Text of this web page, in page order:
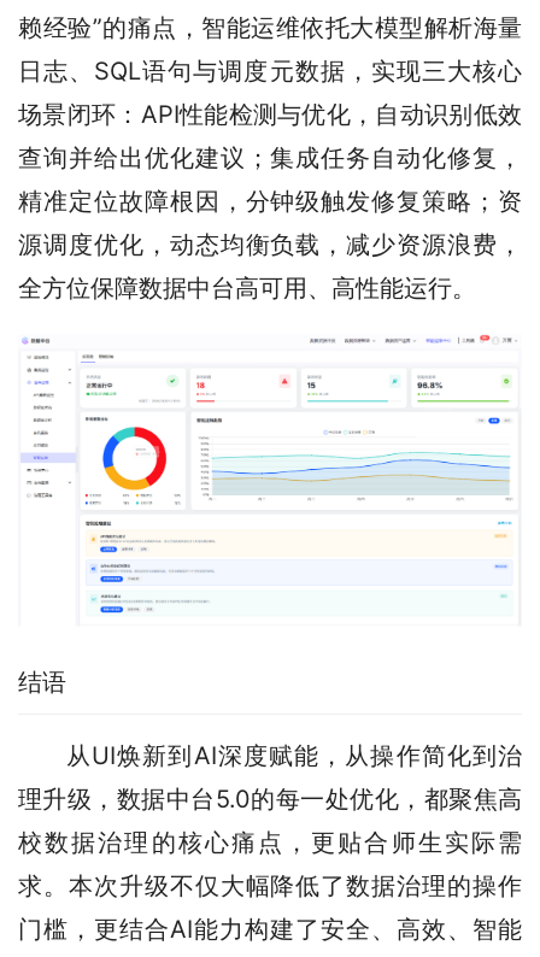
赖经验”的痛点，智能运维依托大模型解析海量
日志、SQL语句与调度元数据，实现三大核心
场景闭环：API性能检测与优化，自动识别低效
查询并给出优化建议；集成任务自动化修复，
精准定位故障根因，分钟级触发修复策略；资
源调度优化，动态均衡负载，减少资源浪费，
全方位保障数据中台高可用、高性能运行。
结语
从UI焕新到AI深度赋能，从操作简化到治
理升级，数据中台5.0的每一处优化，都聚焦高
校数据治理的核心痛点，更贴合师生实际需
求。本次升级不仅大幅降低了数据治理的操作
门槛，更结合AI能力构建了安全、高效、智能